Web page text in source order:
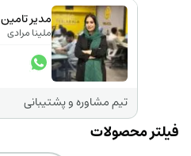
مدیر تامین
ملینا مرادی
تیم مشاوره و پشتیبانی